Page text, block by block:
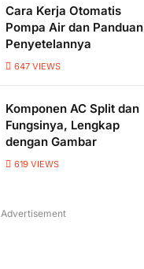
Cara Kerja Otomatis
Pompa Air dan Panduan
Penyetelannya
647 VIEWS
Komponen AC Split dan
Fungsinya, Lengkap
dengan Gambar
619 VIEWS
Advertisement